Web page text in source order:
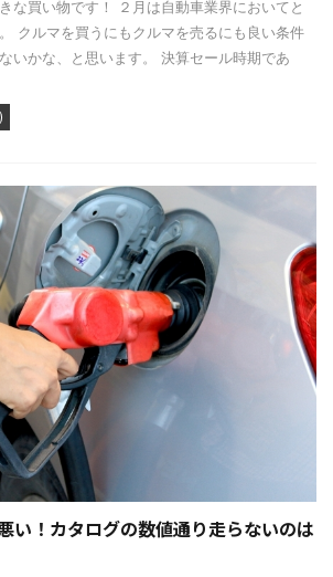
な買い物です！ ２月は自動車業界においてと
クルマを買うにもクルマを売るにも良い条件
いかな、と思います。 決算セール時期であ
い！カタログの数値通り走らないのは